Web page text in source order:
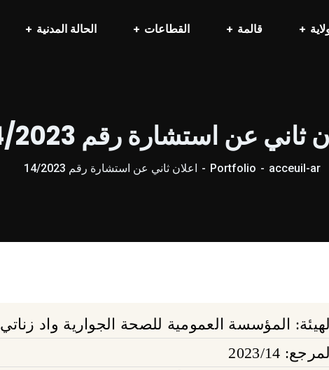
قالمة القطاعات الحالة المدنية
ثاني عن استشارة رقم 14/2023
acceuil-ar
Portfolio اعلان ثاني عن استشارة رقم 14/2023
المؤسسة العمومية للصحة الجوارية واد زناتي
2023/14